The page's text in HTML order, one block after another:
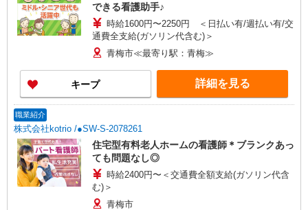
できる看護助手♪
時給1600円〜2250円 ＜日払い有/週払い有/交
通費全支給(ガソリン代含む)＞
青梅市≪最寄り駅：青梅≫
キープ 詳細を見る
職業紹介
株式会社kotrio /●SW-S-2078261
住宅型有料老人ホームの看護師＊ブランクあっ
ても問題なし◎
時給2400円〜＜交通費全額支給(ガソリン代含
む)＞
青梅市